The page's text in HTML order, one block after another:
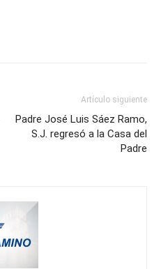
Artículo siguiente
Padre José Luis Sáez Ramo,
S.J. regresó a la Casa del
Padre